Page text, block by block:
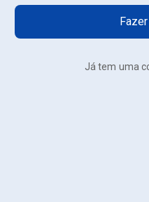
Já tem uma